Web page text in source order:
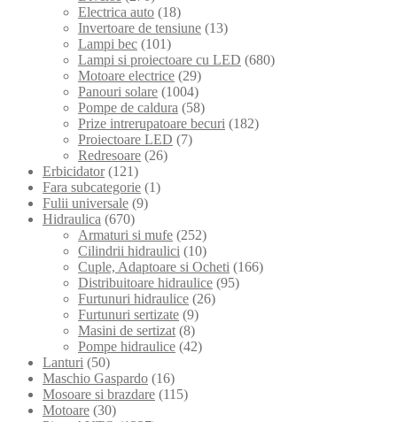
Electrica auto (18)
Invertoare de tensiune (13)
Lampi bec (101)
Lampi si proiectoare cu LED (680)
Motoare electrice (29)
Panouri solare (1004)
Pompe de caldura (58)
Prize intrerupatoare becuri (182)
Proiectoare LED (7)
Redresoare (26)
Erbicidator (121)
Fara subcategorie (1)
Fulii universale (9)
Hidraulica (670)
Armaturi si mufe (252)
Cilindrii hidraulici (10)
Cuple, Adaptoare si Ocheti (166)
Distribuitoare hidraulice (95)
Furtunuri hidraulice (26)
Furtunuri sertizate (9)
Masini de sertizat (8)
Pompe hidraulice (42)
Lanturi (50)
Maschio Gaspardo (16)
Mosoare si brazdare (115)
Motoare (30)